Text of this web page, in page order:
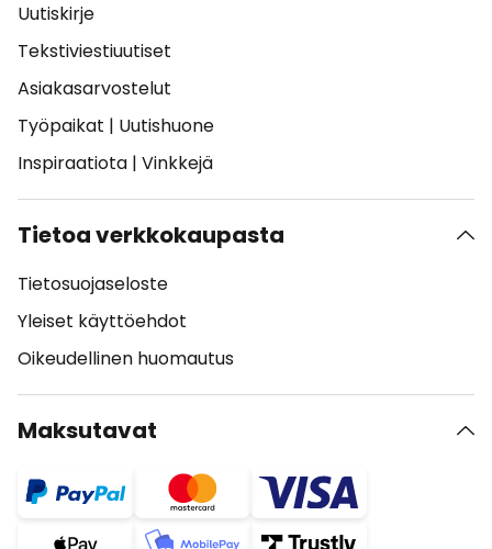
Uutiskirje
Tekstiviestiuutiset
Asiakasarvostelut
Työpaikat | Uutishuone
Inspiraatiota | Vinkkejä
Tietoa verkkokaupasta
Tietosuojaseloste
Yleiset käyttöehdot
Oikeudellinen huomautus
Maksutavat